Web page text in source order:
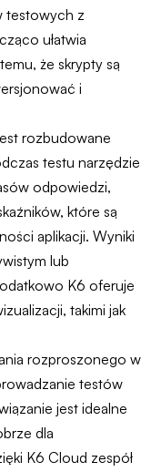
testowych z
ułatwia
że skrypty są
i
rozbudowane
testu narzędzie
odpowiedzi,
które są
aplikacji. Wyniki
lub
K6 oferuje
takimi jak
rozproszonego w
testów
jest idealne
dla
K6 Cloud zespół